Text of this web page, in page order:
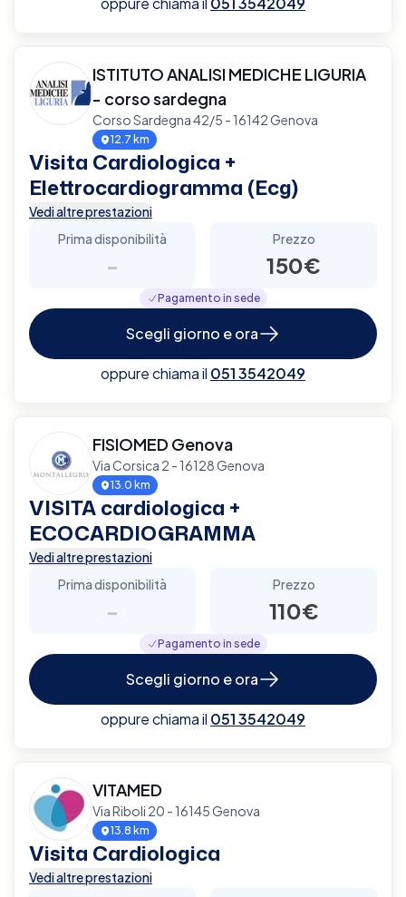
ISTITUTO ANALISI MEDICHE LIGURIA
- corso sardegna
Corso Sardegna 42/5 - 16142 Genova
12.7 km
Visita Cardiologica +
Elettrocardiogramma (Ecg)
Vedi altre prestazioni
Prima disponibilità
-
Prezzo
150€
Pagamento in sede
Scegli giorno e ora
oppure chiama il 051 3542049
FISIOMED Genova
Via Corsica 2 - 16128 Genova
13.0 km
VISITA cardiologica +
ECOCARDIOGRAMMA
Vedi altre prestazioni
Prima disponibilità
-
Prezzo
110€
Pagamento in sede
Scegli giorno e ora
oppure chiama il 051 3542049
VITAMED
Via Riboli 20 - 16145 Genova
13.8 km
Visita Cardiologica
Vedi altre prestazioni